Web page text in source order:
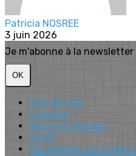
Patricia NOSREE
3 juin 2026
Je m'abonne à la newsletter
OK
Plan du site
Licences
Mentions légales
CGUV
Paramétrer vos cookies